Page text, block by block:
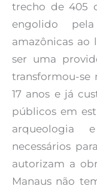
trecho de 405
engolido
amazônicas ao
ser uma
transformou-se
17 anos e já
públicos em
arqueologia
necessários
autorizam a
Manaus não